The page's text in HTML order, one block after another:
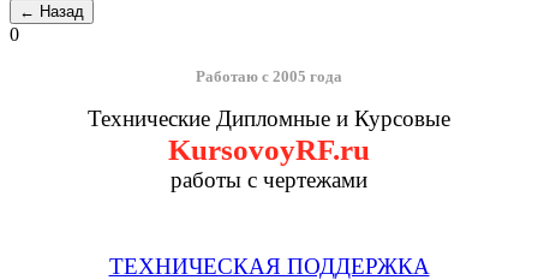
0
Работаю с 2005 года
Технические Дипломные и Курсовые
KursovoyRF.ru
работы с чертежами
ТЕХНИЧЕСКАЯ ПОДДЕРЖКА